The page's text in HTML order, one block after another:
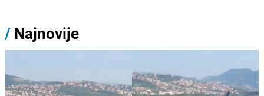
/ Najnovije